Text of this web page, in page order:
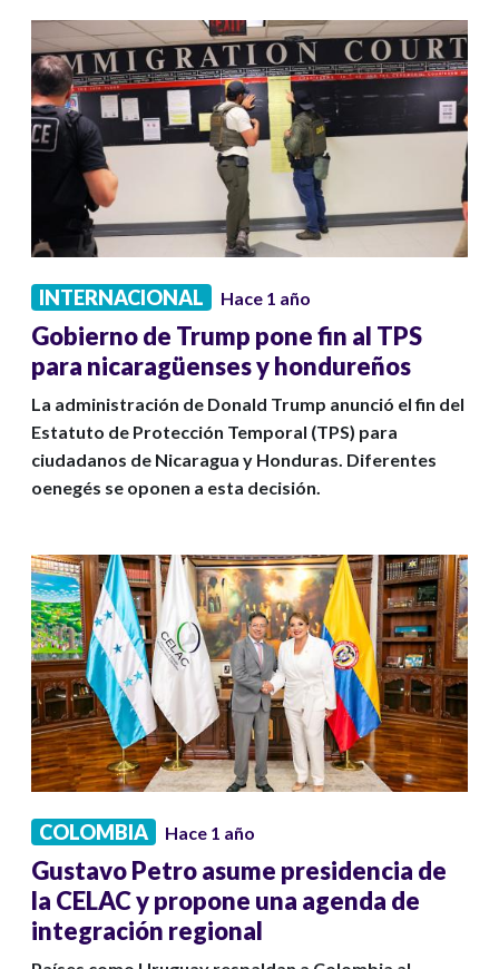
INTERNACIONAL Hace 1 año
Gobierno de Trump pone fin al TPS
para nicaragüenses y hondureños
La administración de Donald Trump anunció el fin del
Estatuto de Protección Temporal (TPS) para
ciudadanos de Nicaragua y Honduras. Diferentes
oenegés se oponen a esta decisión.
COLOMBIA Hace 1 año
Gustavo Petro asume presidencia de
la CELAC y propone una agenda de
integración regional